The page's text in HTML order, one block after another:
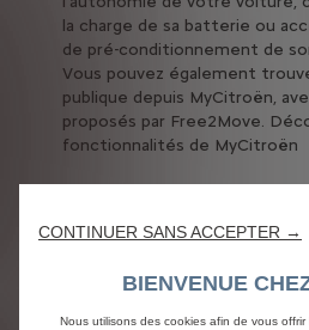
la charge de sa batterie ou
de pré-conditionnement de
Vous pouvez également
publique depuis MyCitroën,
proposés par Free2Move.
fonctionnalités de MyCitroën
CONTINUER SANS ACCEPTER →
BIENVENUE
Nous utilisons des cookies afin de vous